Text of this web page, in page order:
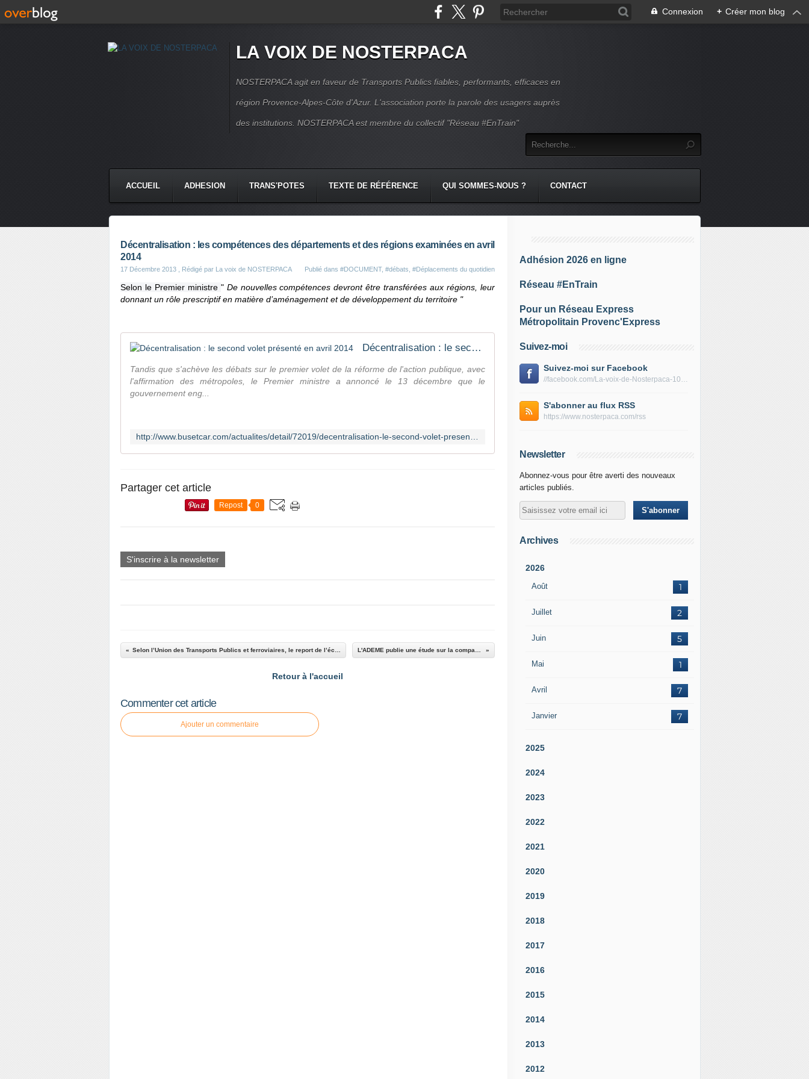
Connexion + Créer mon blog
LA VOIX DE NOSTERPACA
NOSTERPACA agit en faveur de Transports Publics fiables, performants, efficaces en
région Provence-Alpes-Côte d'Azur. L'association porte la parole des usagers auprès
des institutions. NOSTERPACA est membre du collectif "Réseau #EnTrain"
ACCUEIL ADHESION TRANS'POTES TEXTE DE RÉFÉRENCE QUI SOMMES-NOUS ? CONTACT
Décentralisation : les compétences des départements et des régions examinées en avril
2014
17 Décembre 2013 , Rédigé par La voix de NOSTERPACA Publié dans #DOCUMENT, #débats #Déplacements du quotidien
Selon le Premier ministre " De nouvelles compétences devront être transférées aux régions, leur
donnant un rôle prescriptif en matière d’aménagement et de développement du territoire "
Décentralisation : le second volet présenté en avril 2014
Tandis que s'achève les débats sur le premier volet de la réforme de l'action publique, avec
l'affirmation des métropoles, le Premier ministre a annoncé le 13 décembre que le
gouvernement eng...
Partager cet article
Repost 0
S'inscrire à la newsletter
Retour à l'accueil
Commenter cet article
Ajouter un commentaire
Adhésion 2026 en ligne
Réseau #EnTrain
Pour un Réseau Express
Métropolitain Provenc'Express
Suivez-moi
Suivez-moi sur Facebook
//facebook.com/La-voix-de-Nosterpaca-106434384284735
S'abonner au flux RSS
https://www.nosterpaca.com/rss
Newsletter
Abonnez-vous pour être averti des nouveaux
articles publiés.
Archives
2026
Août 1
Juillet 2
Juin 5
Mai 1
Avril 7
Janvier 7
2025
2024
2023
2022
2021
2020
2019
2018
2017
2016
2015
2014
2013
2012